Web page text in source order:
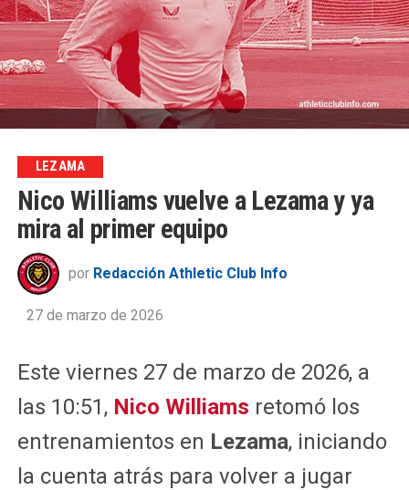
LEZAMA
Nico Williams vuelve a Lezama y ya
mira al primer equipo
por Redacción Athletic Club Info
27 de marzo de 2026
Este viernes 27 de marzo de 2026, a
las 10:51, Nico Williams retomó los
entrenamientos en Lezama, iniciando
la cuenta atrás para volver a jugar